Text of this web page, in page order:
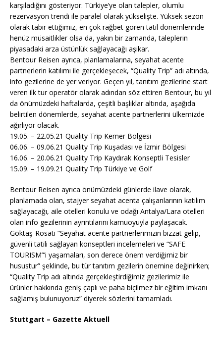
karşıladığını gösteriyor. Türkiye’ye olan talepler, olumlu
rezervasyon trendi ile paralel olarak yükselişte. Yüksek sezon
olarak tabir ettiğimiz, en çok rağbet gören tatil dönemlerinde
henüz müsaitlikler olsa da, yakın bir zamanda, taleplerin
piyasadaki arza üstünlük sağlayacağı aşikar.
Bentour Reisen ayrıca, planlamalarına, seyahat acente
partnerlerin katılımı ile gerçekleşecek, “Quality Trip” adı altında,
info gezilerine de yer veriyor. Geçen yıl, tanıtım gezilerine start
veren ilk tur operatör olarak adından söz ettiren Bentour, bu yıl
da önümüzdeki haftalarda, çeşitli başlıklar altında, aşağıda
belirtilen dönemlerde, seyahat acente partnerlerini ülkemizde
ağırlıyor olacak.
19.05. – 22.05.21 Quality Trip Kemer Bölgesi
06.06. – 09.06.21 Quality Trip Kuşadası ve İzmir Bölgesi
16.06. – 20.06.21 Quality Trip Kaydırak Konseptli Tesisler
15.09. – 19.09.21 Quality Trip Türkiye ve Golf
Bentour Reisen ayrıca önümüzdeki günlerde ilave olarak,
planlamada olan, stajyer seyahat acenta çalışanlarının katılım
sağlayacağı, aile otelleri konulu ve odağı Antalya/Lara otelleri
olan info gezilerinin ayrıntılarını kamuoyuyla paylaşacak.
Göktaş-Rosati “Seyahat acente partnerlerimizin bizzat gelip,
güvenli tatili sağlayan konseptleri incelemeleri ve “SAFE
TOURISM”’i yaşamaları, son derece önem verdiğimiz bir
husustur” şeklinde, bu tür tanıtım gezilerin önemine değinirken;
“Quality Trip adı altında gerçekleştirdiğimiz gezilerimiz ile
ürünler hakkında geniş çaplı ve paha biçilmez bir eğitim imkanı
sağlamış bulunuyoruz” diyerek sözlerini tamamladı.
Stuttgart – Gazette Aktuell